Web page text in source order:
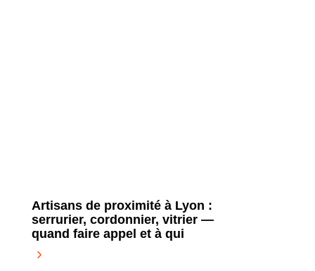
Artisans de proximité à Lyon :
serrurier, cordonnier, vitrier —
quand faire appel et à qui